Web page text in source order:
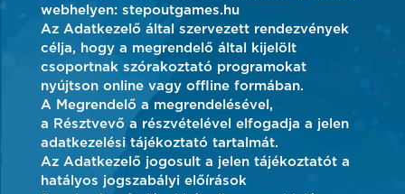
webhelyen: stepoutgames.hu
Az Adatkezelő által szervezett rendezvények
célja, hogy a megrendelő által kijelölt
csoportnak szórakoztató programokat
nyújtson online vagy offline formában.
A Megrendelő a megrendelésével,
a Résztvevő a részvételével elfogadja a jelen
adatkezelési tájékoztató tartalmát.
Az Adatkezelő jogosult a jelen tájékoztatót a
hatályos jogszabályi előírások